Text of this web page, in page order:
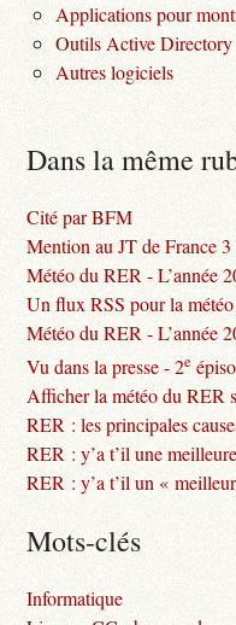
Applications pour
Outils Active Directory
Autres logiciels
Dans la même
Cité par BFM
Mention au JT de France
Météo du RER - L’année
Un flux RSS pour la
Météo du RER - L’année
Vu dans la presse - 2e
Afficher la météo du RER
RER : les principales
RER : y’a t’il une
RER : y’a t’il un «
Mots-clés
Informatique